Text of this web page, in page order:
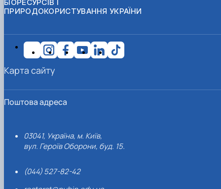
БІОРЕСУРСІВ І
ПРИРОДОКОРИСТУВАННЯ УКРАЇНИ
Поштова адреса
03041, Україна, м. Київ,
вул. Героїв Оборони, буд. 15.
(044) 527-82-42
Карта сайту